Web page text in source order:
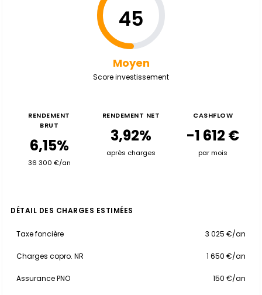
45
Moyen
Score investissement
RENDEMENT
BRUT
6,15%
36 300 €/an
RENDEMENT NET
3,92%
après charges
CASHFLOW
-1 612 €
par mois
DÉTAIL DES CHARGES ESTIMÉES
Taxe foncière 3 025 €/an
Charges copro. NR 1 650 €/an
Assurance PNO 150 €/an